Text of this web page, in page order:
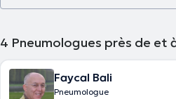
4 Pneumologues près de et
Faycal Bali
Pneumologue